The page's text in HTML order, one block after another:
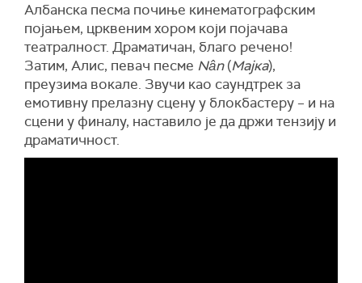
Албанска песма почиње кинематографским
појањем, црквеним хором који појачава
театралност. Драматичан, благо речено!
Затим, Алис, певач песме Nân(Мајка),
преузима вокале. Звучи као саундтрек за
емотивну прелазну сцену у блокбастеру – и на
сцени у финалу, наставило је да држи тензију и
драматичност.